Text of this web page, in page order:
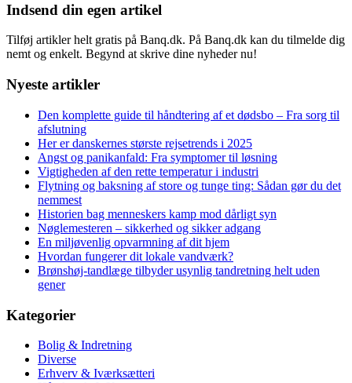
Indsend din egen artikel
Tilføj artikler helt gratis på Banq.dk. På Banq.dk kan du tilmelde dig
nemt og enkelt. Begynd at skrive dine nyheder nu!
Nyeste artikler
Den komplette guide til håndtering af et dødsbo – Fra sorg til
afslutning
Her er danskernes største rejsetrends i 2025
Angst og panikanfald: Fra symptomer til løsning
Vigtigheden af den rette temperatur i industri
Flytning og baksning af store og tunge ting: Sådan gør du det
nemmest
Historien bag menneskers kamp mod dårligt syn
Nøglemesteren – sikkerhed og sikker adgang
En miljøvenlig opvarmning af dit hjem
Hvordan fungerer dit lokale vandværk?
Brønshøj-tandlæge tilbyder usynlig tandretning helt uden
gener
Kategorier
Bolig & Indretning
Diverse
Erhverv & Iværksætteri